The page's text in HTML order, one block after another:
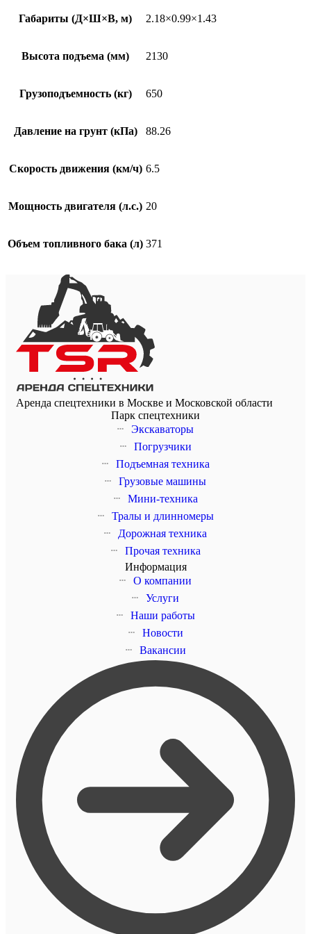
Габариты (Д×Ш×В, м) 2.18×0.99×1.43
Высота подъема (мм) 2130
Грузоподъемность (кг) 650
Давление на грунт (кПа) 88.26
Скорость движения (км/ч) 6.5
Мощность двигателя (л.с.) 20
Объем топливного бака (л) 371
Аренда спецтехники в Москве и Московской области
Парк спецтехники
Экскаваторы
Погрузчики
Подъемная техника
Грузовые машины
Мини-техника
Тралы и длинномеры
Дорожная техника
Прочая техника
Информация
О компании
Услуги
Наши работы
Новости
Вакансии